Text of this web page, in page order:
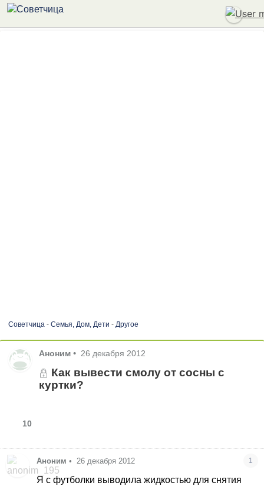
Советчица- Семья, Дом, Дети - Другое
Аноним • 26 декабря 2012
Как вывести смолу от сосны с
куртки?
10
Аноним • 26 декабря 2012 1
Я с футболки выводила жидкостью для снятия